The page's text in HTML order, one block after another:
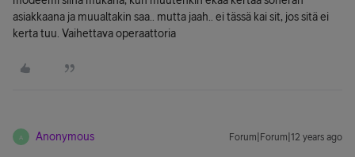
asiakkaana ja muualtakin saa.. mutta jaah.. ei tässä kai sit, jos sitä ei
kerta tuu. Vaihettava operaattoria
A Anonymous Forum|Forum|12 years ago